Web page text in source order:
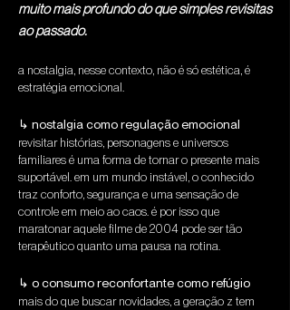
muito mais profundo do que simples revisitas
ao passado.
a nostalgia, nesse contexto, não é só estética, é
estratégia emocional.
↳ nostalgia como regulação emocional
revisitar histórias, personagens e universos
familiares é uma forma de tornar o presente mais
suportável. em um mundo instável, o conhecido
traz conforto, segurança e uma sensação de
controle em meio ao caos. é por isso que
maratonar aquele filme de 2004 pode ser tão
terapêutico quanto uma pausa na rotina.
↳ o consumo reconfortante como refúgio
mais do que buscar novidades, a geração z tem